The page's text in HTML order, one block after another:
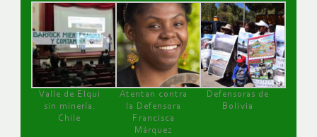
Valle de Elqui
sin minería.
Chile
Atentan contra
la Defensora
Francisca
Márquez
Defensoras de
Bolivia